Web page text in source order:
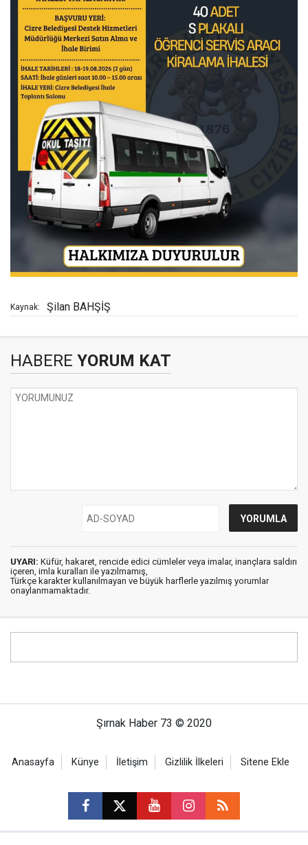
Kaynak: Şilan BAHŞİŞ
HABERE YORUM KAT
UYARI: Küfür, hakaret, rencide edici cümleler veya imalar, inançlara saldırı
içeren, imla kuralları ile yazılmamış,
Türkçe karakter kullanılmayan ve büyük harflerle yazılmış yorumlar
onaylanmamaktadır.
Şırnak Haber 73 © 2020
Anasayfa Künye İletişim Gizlilik İlkeleri Sitene Ekle